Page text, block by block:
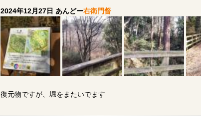
2024年12月27日 あんどー右衛門督
復元物ですが、堀をまたいでます